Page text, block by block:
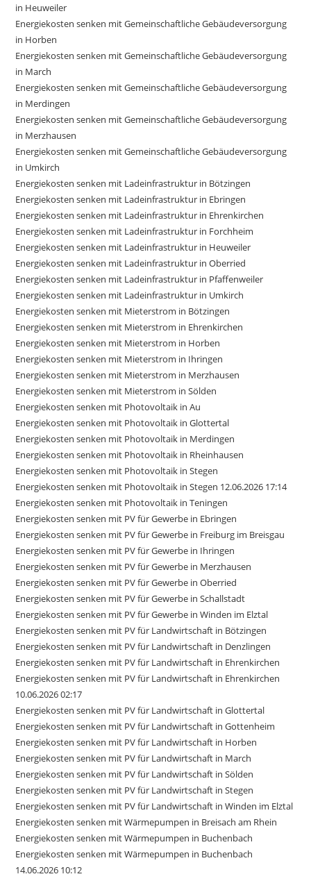
in Heuweiler
Energiekosten senken mit Gemeinschaftliche Gebäudeversorgung
in Horben
Energiekosten senken mit Gemeinschaftliche Gebäudeversorgung
in March
Energiekosten senken mit Gemeinschaftliche Gebäudeversorgung
in Merdingen
Energiekosten senken mit Gemeinschaftliche Gebäudeversorgung
in Merzhausen
Energiekosten senken mit Gemeinschaftliche Gebäudeversorgung
in Umkirch
Energiekosten senken mit Ladeinfrastruktur in Bötzingen
Energiekosten senken mit Ladeinfrastruktur in Ebringen
Energiekosten senken mit Ladeinfrastruktur in Ehrenkirchen
Energiekosten senken mit Ladeinfrastruktur in Forchheim
Energiekosten senken mit Ladeinfrastruktur in Heuweiler
Energiekosten senken mit Ladeinfrastruktur in Oberried
Energiekosten senken mit Ladeinfrastruktur in Pfaffenweiler
Energiekosten senken mit Ladeinfrastruktur in Umkirch
Energiekosten senken mit Mieterstrom in Bötzingen
Energiekosten senken mit Mieterstrom in Ehrenkirchen
Energiekosten senken mit Mieterstrom in Horben
Energiekosten senken mit Mieterstrom in Ihringen
Energiekosten senken mit Mieterstrom in Merzhausen
Energiekosten senken mit Mieterstrom in Sölden
Energiekosten senken mit Photovoltaik in Au
Energiekosten senken mit Photovoltaik in Glottertal
Energiekosten senken mit Photovoltaik in Merdingen
Energiekosten senken mit Photovoltaik in Rheinhausen
Energiekosten senken mit Photovoltaik in Stegen
Energiekosten senken mit Photovoltaik in Stegen 12.06.2026 17:14
Energiekosten senken mit Photovoltaik in Teningen
Energiekosten senken mit PV für Gewerbe in Ebringen
Energiekosten senken mit PV für Gewerbe in Freiburg im Breisgau
Energiekosten senken mit PV für Gewerbe in Ihringen
Energiekosten senken mit PV für Gewerbe in Merzhausen
Energiekosten senken mit PV für Gewerbe in Oberried
Energiekosten senken mit PV für Gewerbe in Schallstadt
Energiekosten senken mit PV für Gewerbe in Winden im Elztal
Energiekosten senken mit PV für Landwirtschaft in Bötzingen
Energiekosten senken mit PV für Landwirtschaft in Denzlingen
Energiekosten senken mit PV für Landwirtschaft in Ehrenkirchen
Energiekosten senken mit PV für Landwirtschaft in Ehrenkirchen
10.06.2026 02:17
Energiekosten senken mit PV für Landwirtschaft in Glottertal
Energiekosten senken mit PV für Landwirtschaft in Gottenheim
Energiekosten senken mit PV für Landwirtschaft in Horben
Energiekosten senken mit PV für Landwirtschaft in March
Energiekosten senken mit PV für Landwirtschaft in Sölden
Energiekosten senken mit PV für Landwirtschaft in Stegen
Energiekosten senken mit PV für Landwirtschaft in Winden im Elztal
Energiekosten senken mit Wärmepumpen in Breisach am Rhein
Energiekosten senken mit Wärmepumpen in Buchenbach
Energiekosten senken mit Wärmepumpen in Buchenbach
14.06.2026 10:12